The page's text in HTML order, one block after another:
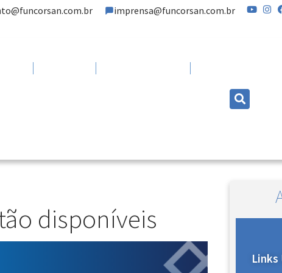
imprensa@funcorsan.com.br
disponíveis
Links